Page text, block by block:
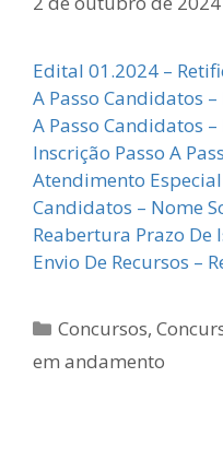
Edital 01.2024 –
A Passo Candidatos
A Passo Candidatos
Inscrição Passo A
Atendimento Especial
Candidatos – Nome
Reabertura Prazo De
Envio De Recursos –
Categorias
Concursos,
em andamento